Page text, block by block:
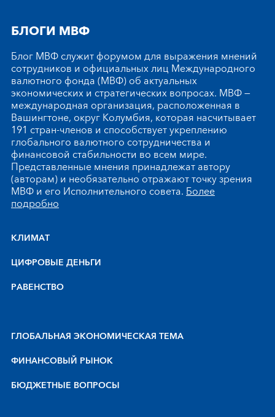
БЛОГИ МВФ
Блог МВФ служит форумом для выражения мнений
сотрудников и официальных лиц Международного
валютного фонда (МВФ) об актуальных
экономических и стратегических вопросах. МВФ —
международная организация, расположенная в
Вашингтоне, округ Колумбия, которая насчитывает
191 стран-членов и способствует укреплению
глобального валютного сотрудничества и
финансовой стабильности во всем мире.
Представленные мнения принадлежат автору
(авторам) и необязательно отражают точку зрения
МВФ и его Исполнительного совета.Более
подробно
КЛИМАТ
ЦИФРОВЫЕ ДЕНЬГИ
РАВЕНСТВО
ГЛОБАЛЬНАЯ ЭКОНОМИЧЕСКАЯ ТЕМА
ФИНАНСОВЫЙ РЫНОК
БЮДЖЕТНЫЕ ВОПРОСЫ